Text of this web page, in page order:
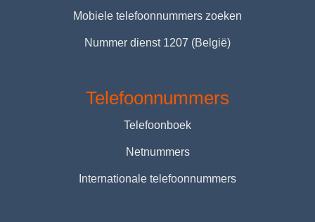
Mobiele telefoonnummers zoeken
Nummer dienst 1207 (België)
Telefoonnummers
Telefoonboek
Netnummers
Internationale telefoonnummers